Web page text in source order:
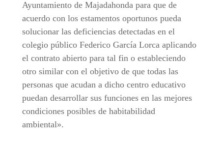
Ayuntamiento de Majadahonda para que de
acuerdo con los estamentos oportunos pueda
solucionar las deficiencias detectadas en el
colegio público Federico García Lorca aplicando
el contrato abierto para tal fin o estableciendo
otro similar con el objetivo de que todas las
personas que acudan a dicho centro educativo
puedan desarrollar sus funciones en las mejores
condiciones posibles de habitabilidad
ambiental».